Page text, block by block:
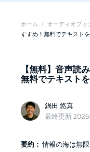
ホーム / オーディオブッ
すすめ！無料でテキスト
【無料】音声読
無料でテキスト
鍋田 悠真
最終更新 2026
要約： 情報の海は無